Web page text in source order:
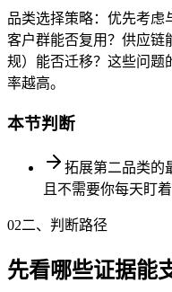
品类选择策略：优先考虑
客户群能否复用？供应链
规）能否迁移？这些问题
率越高。
本节判断
拓展第二品类的
且不需要你每天盯着
02二、判断路径
先看哪些证据能